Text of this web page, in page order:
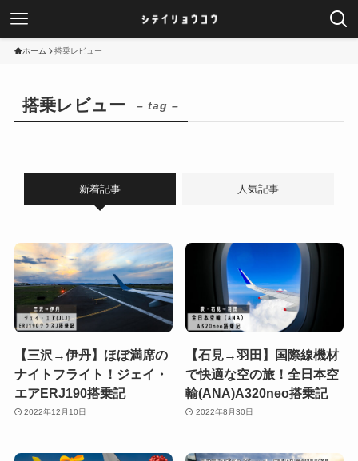
ホーム 搭乗レビュー
搭乗レビュー – tag –
新着記事 人気記事
【三沢→伊丹】ほぼ満席の
ナイトフライト！ジェイ・
エアERJ190搭乗記
2022年12月10日
【石見→羽田】国際線機材
で快適な空の旅！全日本空
輸(ANA)A320neo搭乗記
2022年8月30日